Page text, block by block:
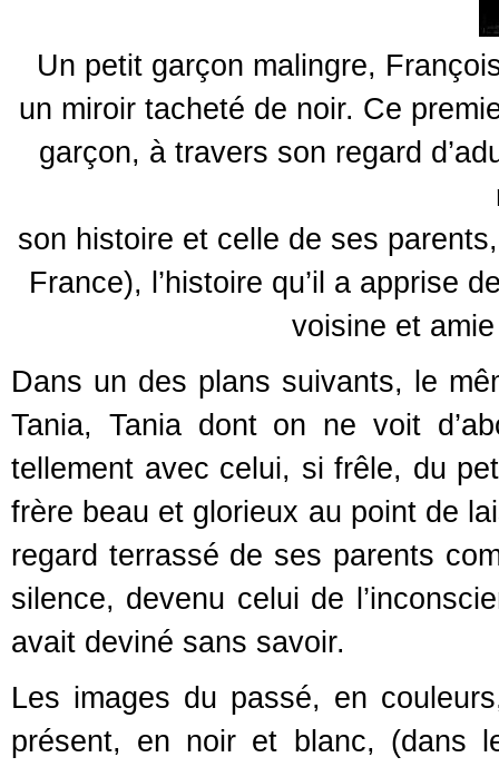
Un petit garçon malingre,
un miroir tacheté de noir. Ce
garçon, à travers son regard
son histoire et celle de ses
France), l’histoire qu’il a apprise
voisine et amie
Dans un des plans suivants, le
Tania, Tania dont on ne voit
tellement avec celui, si frêle, du
frère beau et glorieux au point de
regard terrassé de ses parents
silence, devenu celui de
avait deviné sans savoir.
Les images du passé, en
présent, en noir et blanc, (dans